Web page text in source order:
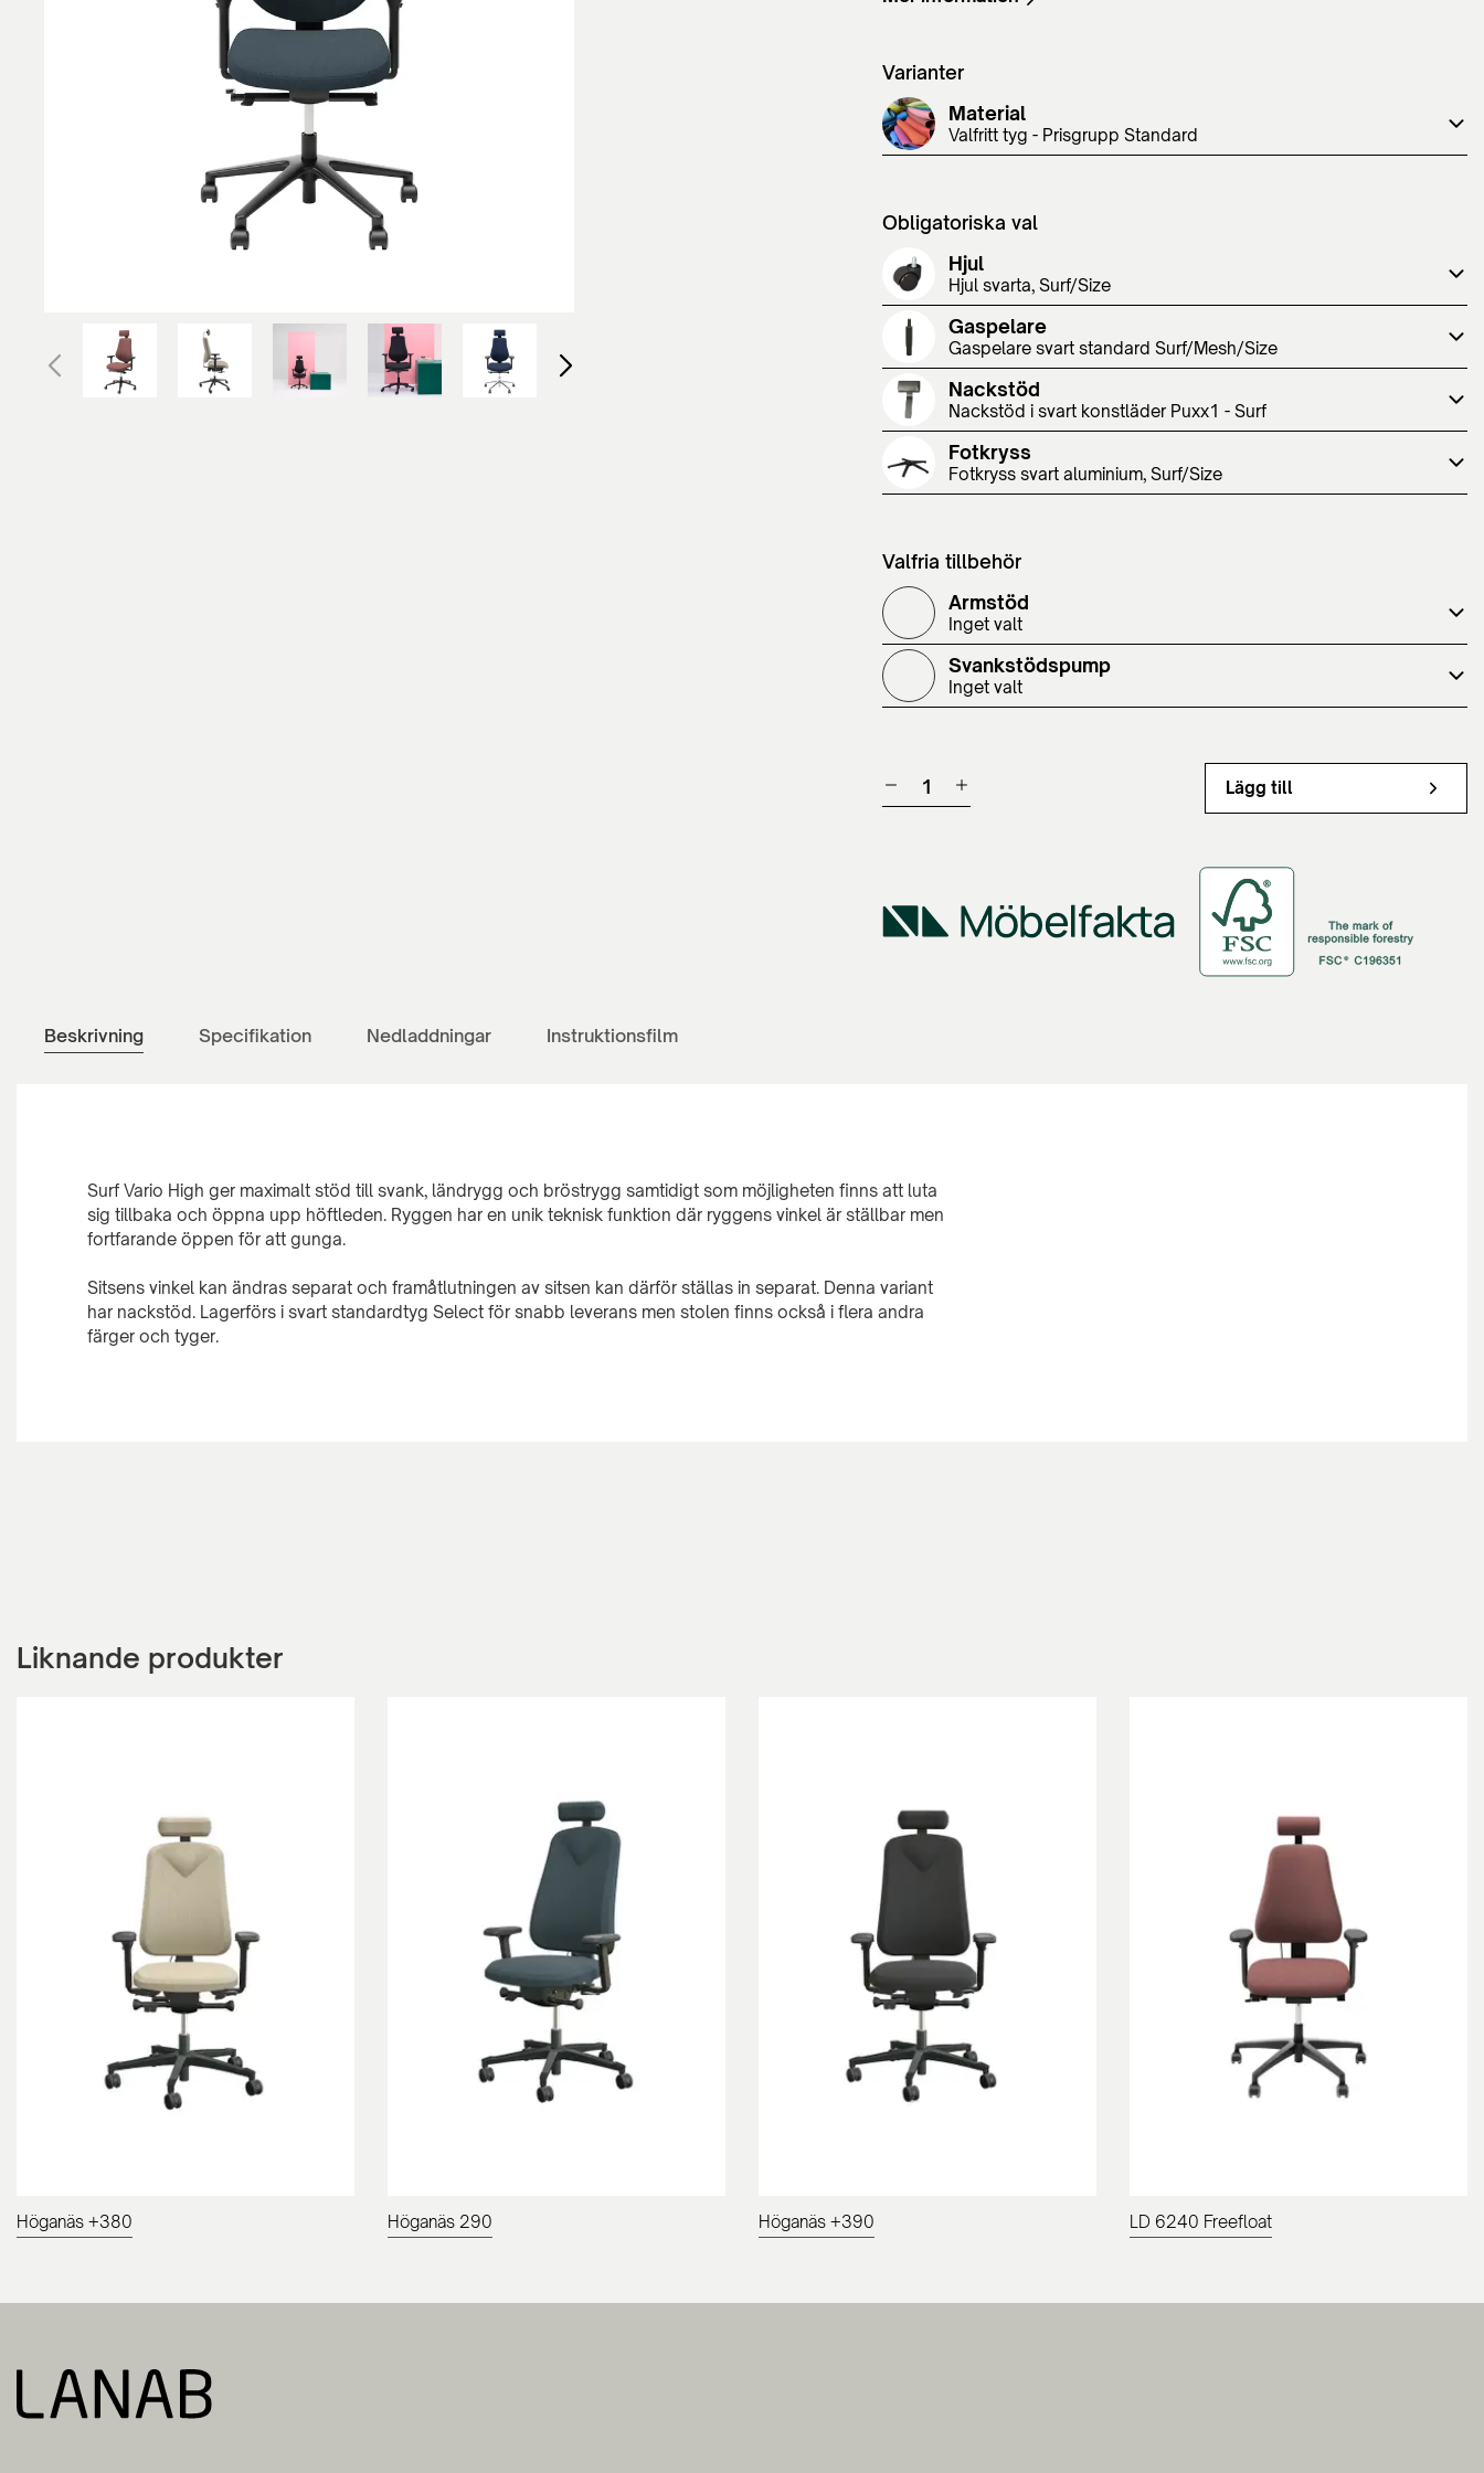
Varianter
Material
Valfritt tyg - Prisgrupp Standard
Obligatoriska val
Hjul
Hjul svarta, Surf/Size
Gaspelare
Gaspelare svart standard Surf/Mesh/Size
Nackstöd
Nackstöd i svart konstläder Puxx1 - Surf
Fotkryss
Fotkryss svart aluminium, Surf/Size
Valfria tillbehör
Armstöd
Inget valt
Svankstödspump
Inget valt
Lägg till
Beskrivning Specifikation Nedladdningar Instruktionsfilm
Surf Vario High ger maximalt stöd till svank, ländrygg och bröstrygg samtidigt som möjligheten finns att luta
sig tillbaka och öppna upp höftleden. Ryggen har en unik teknisk funktion där ryggens vinkel är ställbar men
fortfarande öppen för att gunga.
Sitsens vinkel kan ändras separat och framåtlutningen av sitsen kan därför ställas in separat. Denna variant
har nackstöd. Lagerförs i svart standardtyg Select för snabb leverans men stolen finns också i flera andra
Liknande produkter
Höganäs +380 Höganäs 290 Höganäs +390 LD 6240 Freefloat